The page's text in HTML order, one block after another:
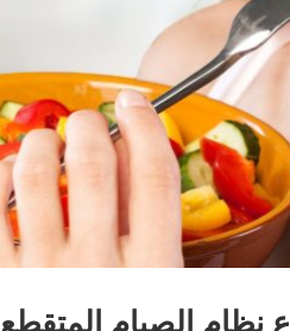
نظام الصيام المتقطع